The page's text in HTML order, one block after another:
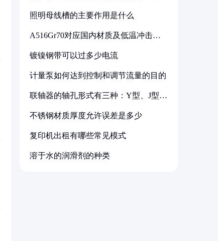
照明母线槽的主要作用是什么
A516Gr70对应国内材质及低温冲击要
镀镍钢带可以过多少电流
计量泵如何达到控制和调节流量的目的
联轴器的轴孔形式有三种：Y型、J型、
不锈钢材质厚度允许误差是多少
复印机出租有哪些常见模式
溶于水的润滑剂的种类